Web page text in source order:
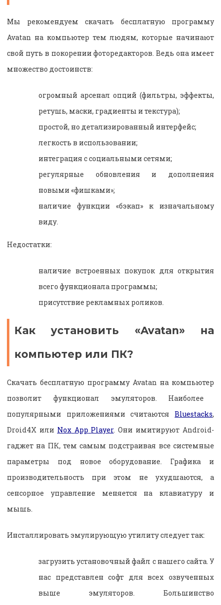
Мы рекомендуем скачать бесплатную программу
Avatan на компьютер тем людям, которые начинают
свой путь в покорении фоторедакторов. Ведь она имеет
множество достоинств:
огромный арсенал опций (фильтры, эффекты,
ретушь, маски, градиенты и текстура);
простой, но детализированный интерфейс;
легкость в использовании;
интеграция с социальными сетями;
регулярные обновления и дополнения
новыми «фишками»;
наличие функции «бэкап» к изначальному
виду.
Недостатки:
наличие встроенных покупок для открытия
всего функционала программы;
присутствие рекламных роликов.
Как установить «Avatan» на
компьютер или ПК?
Скачать бесплатную программу Avatan на компьютер
позволит функционал эмуляторов. Наиболее
популярными приложениями считаются Bluestacks,
Droid4X или Nox App Player. Они имитируютAndroid-
гаджет на ПК, тем самым подстраивая все системные
параметры под новое оборудование. Графика и
производительность при этом не ухудшаются, а
сенсорное управление меняется на клавиатуру и
мышь.
Инсталлировать эмулирующую утилиту следует так:
загрузить установочный файл с нашего сайта. У
нас представлен софт для всех озвученных
выше эмуляторов. Большинство